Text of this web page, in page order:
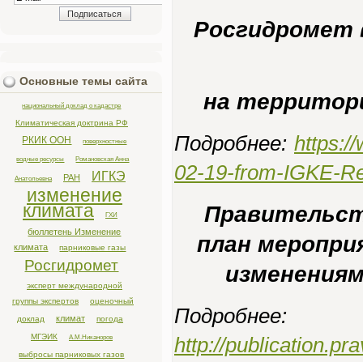
Росгидромет
на
Подробнее: https://
02-19-from-IGKE-
план
Подробнее:
http://
Основные темы сайта
национальный доклад о кадастре
Климатическая доктрина РФ
РКИК ООН поверхностные
водные ресурсы Романовская Анна
Анатольевна РАН ИГКЭ
изменение
климата ГХИ
бюллетень Изменение
климата
парниковые газы
Росгидромет
эксперт международной
группы экспертов
оценочный
доклад
климат
погода
МГЭИК
А.М.Никаноров
выбросы парниковых газов